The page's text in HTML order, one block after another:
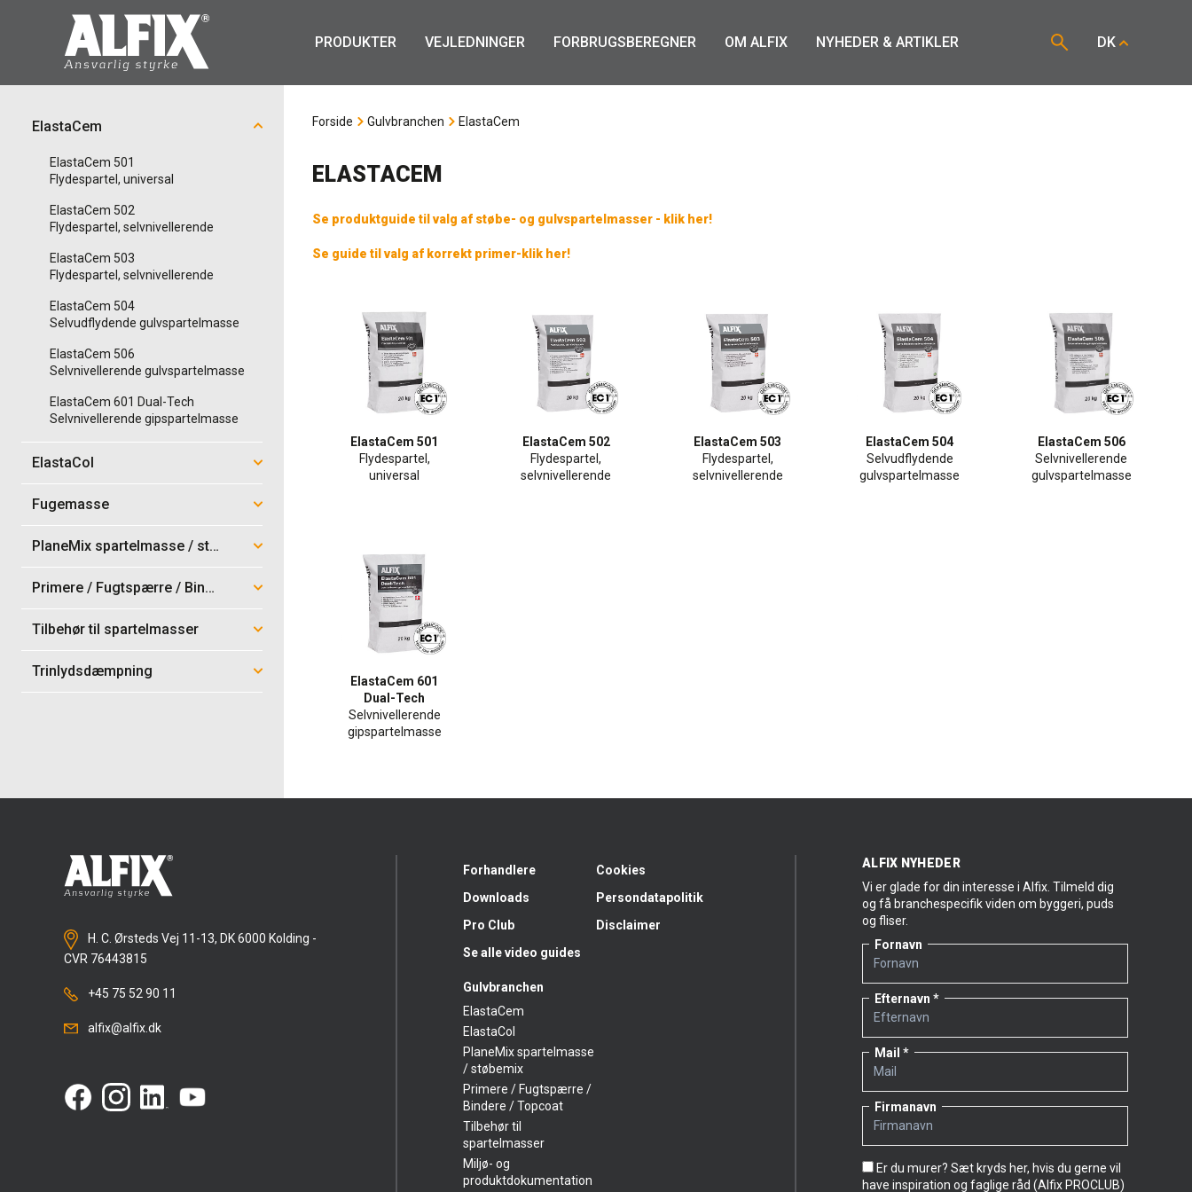
PRODUKTER VEJLEDNINGER FORBRUGSBEREGNER OM ALFIX NYHEDER & ARTIKLER DK
ElastaCem
ElastaCem 501
Flydespartel, universal
ElastaCem 502
Flydespartel, selvnivellerende
ElastaCem 503
Flydespartel, selvnivellerende
ElastaCem 504
Selvudflydende gulvspartelmasse
ElastaCem 506
Selvnivellerende gulvspartelmasse
ElastaCem 601 Dual-Tech
Selvnivellerende gipspartelmasse
ElastaCol
Fugemasse
PlaneMix spartelmasse / støbemix
Primere / Fugtspærre / Bindere / Topcoat
Tilbehør til spartelmasser
Trinlydsdæmpning
Forside Gulvbranchen ElastaCem
ELASTACEM
Se produktguide til valg af støbe- og gulvspartelmasser - klik her!
Se guide til valg af korrekt primer-klik her!
ElastaCem 501
Flydespartel,
universal
ElastaCem 502
Flydespartel,
selvnivellerende
ElastaCem 503
Flydespartel,
selvnivellerende
ElastaCem 504
Selvudflydende
gulvspartelmasse
ElastaCem 506
Selvnivellerende
gulvspartelmasse
ElastaCem 601
Dual-Tech
Selvnivellerende
gipspartelmasse
H. C. Ørsteds Vej 11-13, DK 6000 Kolding -
CVR 76443815
+45 75 52 90 11
alfix@alfix.dk
Forhandlere
Downloads
Pro Club
Se alle video guides
Gulvbranchen
ElastaCem
ElastaCol
PlaneMix spartelmasse
/ støbemix
Primere / Fugtspærre /
Bindere / Topcoat
Tilbehør til
spartelmasser
Miljø- og
produktdokumentation
Cookies
Persondatapolitik
Disclaimer
ALFIX NYHEDER
Vi er glade for din interesse i Alfix. Tilmeld dig
og få branchespecifik viden om byggeri, puds
og fliser.
Fornavn
Efternavn
Mail
Firmanavn
Er du murer? Sæt kryds her, hvis du gerne vil
have inspiration og faglige råd (Alfix PROCLUB)